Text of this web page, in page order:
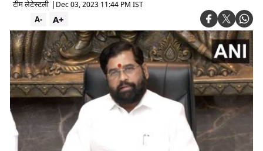
टीम लेटेस्टली | Dec 03, 2023 11:44 PM IST
A+
A-